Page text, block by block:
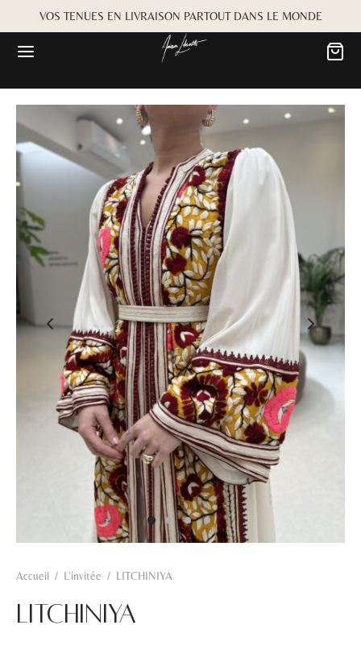
VOS TENUES EN LIVRAISON PARTOUT DANS LE MONDE
Accueil / L'invitée / LITCHINIYA
LITCHINIYA
Retour
Retour